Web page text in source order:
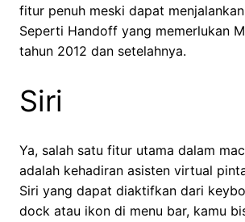
fitur penuh meski dapat
Seperti Handoff yang memerlukan
tahun 2012 dan setelahnya.
Siri
Ya, salah satu fitur utama dalam
adalah kehadiran asisten virtual
Siri yang dapat diaktifkan dari
dock atau ikon di menu bar, kamu